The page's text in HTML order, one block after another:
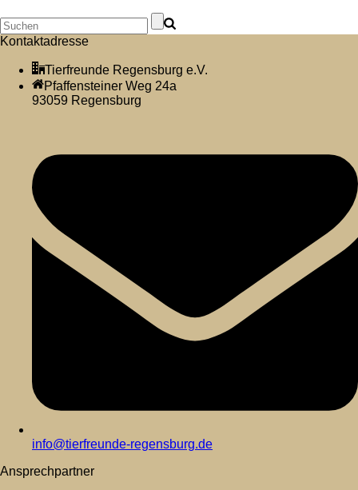
Kontaktadresse
Tierfreunde Regensburg e.V.
Pfaffensteiner Weg 24a
93059 Regensburg
info@tierfreunde-regensburg.de
Ansprechpartner